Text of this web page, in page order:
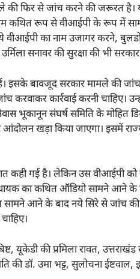
फिर से जांच करने की जरूरत है।
कथित रूप से वीआईपी के रूप में
वीआईपी का नाम उजागर करने,
सनावर की सुरक्षा की भी
इसके बावजूद सरकार मामले की
कार्रवाई करनी चाहिए।
भूकानून संघर्ष समिति के मोहित
आंदोलन खड़ा किया जाएगा। इसमें
कही गई है। लेकिन उस वीआईपी
का कथित ऑडियो सामने आने के
सामने आने के बाद नये सिरे से जांच
यूकेडी की प्रमिला रावत, उत्तराखंड
की डॉ. उमा भट्ट, सुलोचना ईष्टवाल,